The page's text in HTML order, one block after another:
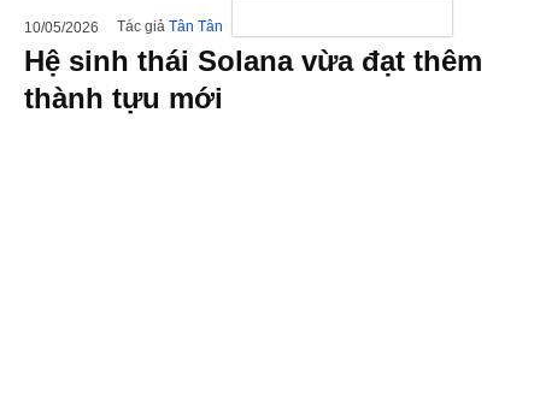
10/05/2026 Tác giả Tân Tân
Hệ sinh thái Solana vừa đạt thêm
thành tựu mới